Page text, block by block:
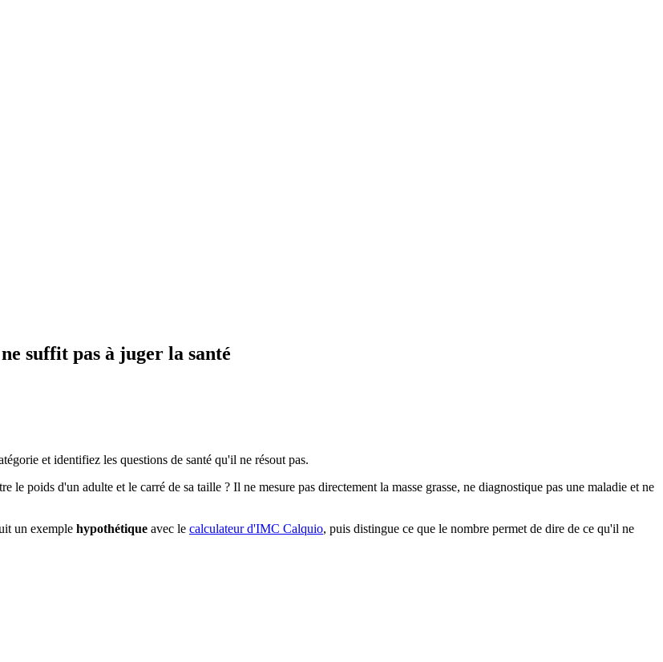
suffit pas à juger la santé
et identifiez les questions de santé qu'il ne résout pas.
poids d'un adulte et le carré de sa taille ? Il ne mesure pas directement la masse grasse, ne diagnostique pas une maladie et ne
un exemple hypothétique avec le calculateur d'IMC Calquio, puis distingue ce que le nombre permet de dire de ce qu'il ne